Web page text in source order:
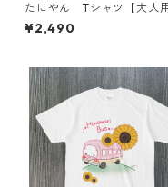
たにやん Tシャツ【大人用
¥2,490